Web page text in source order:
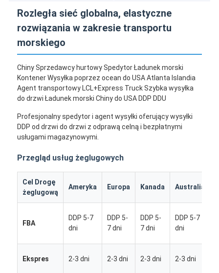
Rozległa sieć globalna, elastyczne
rozwiązania w zakresie transportu
morskiego
Chiny Sprzedawcy hurtowy Spedytor Ładunek morski
Kontener Wysyłka poprzez ocean do USA Atlanta Islandia
Agent transportowy LCL+Express Truck Szybka wysyłka
do drzwi Ładunek morski Chiny do USA DDP DDU
Profesjonalny spedytor i agent wysyłki oferujący wysyłki
DDP od drzwi do drzwi z odprawą celną i bezpłatnymi
usługami magazynowymi.
Przegląd usług żeglugowych
Cel Drogę
żeglugową
Ameryka Europa Kanada Australia
FBA
DDP 5-7
dni
DDP 5-
7 dni
DDP 5-
7 dni
DDP 5-7
dni
Ekspres 2-3 dni 2-3 dni 2-3 dni 2-3 dni